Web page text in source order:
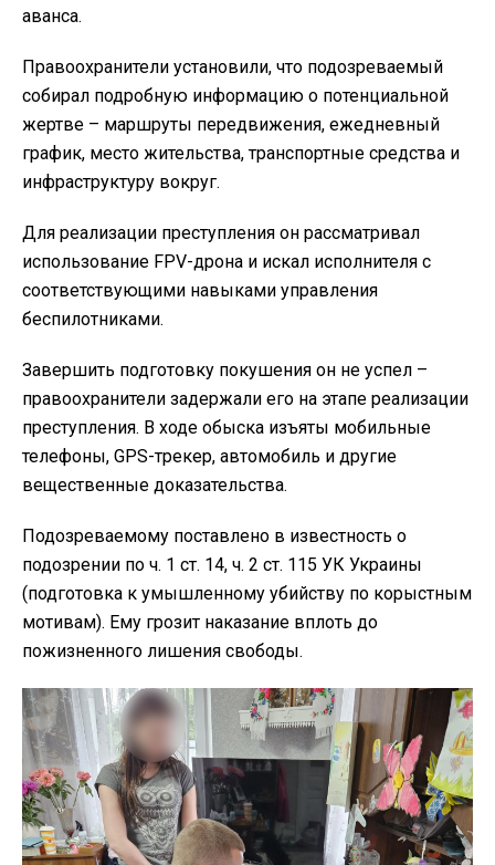
аванса.
Правоохранители установили, что подозреваемый
собирал подробную информацию о потенциальной
жертве – маршруты передвижения, ежедневный
график, место жительства, транспортные средства и
инфраструктуру вокруг.
Для реализации преступления он рассматривал
использование FPV-дрона и искал исполнителя с
соответствующими навыками управления
беспилотниками.
Завершить подготовку покушения он не успел –
правоохранители задержали его на этапе реализации
преступления. В ходе обыска изъяты мобильные
телефоны, GPS-трекер, автомобиль и другие
вещественные доказательства.
Подозреваемому поставлено в известность о
подозрении по ч. 1 ст. 14, ч. 2 ст. 115 УК Украины
(подготовка к умышленному убийству по корыстным
мотивам). Ему грозит наказание вплоть до
пожизненного лишения свободы.